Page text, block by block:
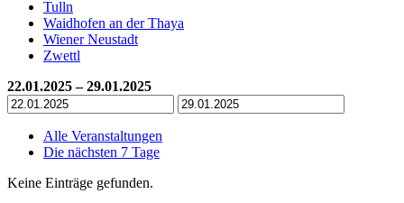
Tulln
Waidhofen an der Thaya
Wiener Neustadt
Zwettl
22.01.2025 – 29.01.2025
Alle Veranstaltungen
Die nächsten 7 Tage
Keine Einträge gefunden.